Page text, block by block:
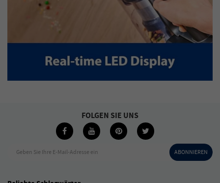
Geben Sie Ihre E-Mail-Adresse ein ABONNIEREN
FOLGEN SIE UNS